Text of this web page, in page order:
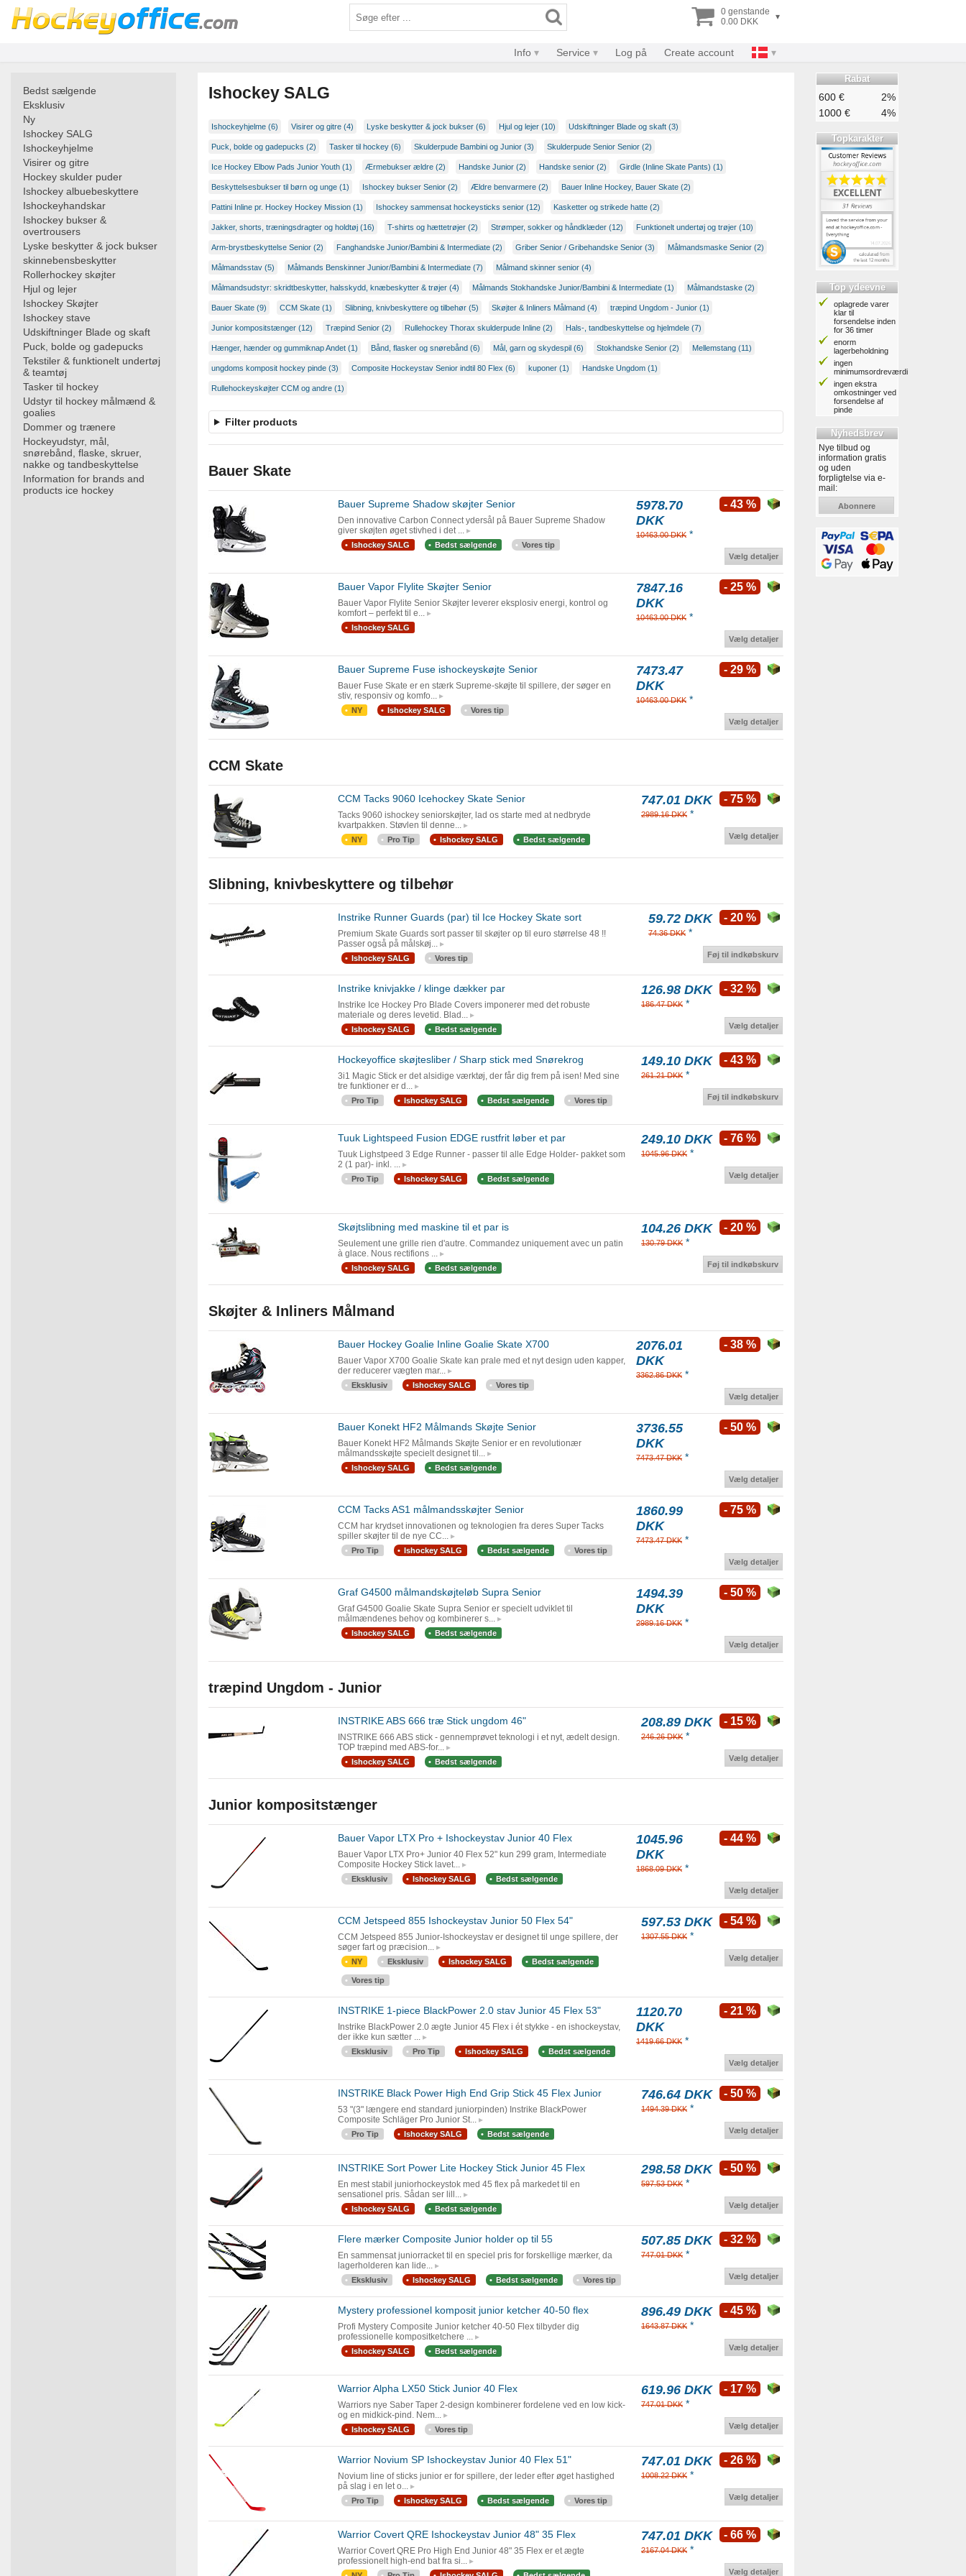
0 genstande
0.00 DKK
▾
Info Service Log på Create account
Bedst sælgende
Eksklusiv
Ny
Ishockey SALG
Ishockeyhjelme
Visirer og gitre
Hockey skulder puder
Ishockey albuebeskyttere
Ishockeyhandskar
Ishockey bukser &
overtrousers
Lyske beskytter & jock bukser
skinnebensbeskytter
Rollerhockey skøjter
Hjul og lejer
Ishockey Skøjter
Ishockey stave
Udskiftninger Blade og skaft
Puck, bolde og gadepucks
Tekstiler & funktionelt undertøj
& teamtøj
Tasker til hockey
Udstyr til hockey målmænd &
goalies
Dommer og trænere
Hockeyudstyr, mål,
snørebånd, flaske, skruer,
nakke og tandbeskyttelse
Information for brands and
products ice hockey
Ishockey SALG
Ishockeyhjelme (6) Visirer og gitre (4) Lyske beskytter & jock bukser (6) Hjul og lejer (10) Udskiftninger Blade og skaft (3)
Puck, bolde og gadepucks (2) Tasker til hockey (6) Skulderpude Bambini og Junior (3) Skulderpude Senior Senior (2)
Ice Hockey Elbow Pads Junior Youth (1) Ærmebukser ældre (2) Handske Junior (2) Handske senior (2) Girdle (Inline Skate Pants) (1)
Beskyttelsesbukser til børn og unge (1) Ishockey bukser Senior (2) Ældre benvarmere (2) Bauer Inline Hockey, Bauer Skate (2)
Pattini Inline pr. Hockey Hockey Mission (1) Ishockey sammensat hockeysticks senior (12) Kasketter og strikede hatte (2)
Jakker, shorts, træningsdragter og holdtøj (16) T-shirts og hættetrøjer (2) Strømper, sokker og håndklæder (12) Funktionelt undertøj og trøjer (10)
Arm-brystbeskyttelse Senior (2) Fanghandske Junior/Bambini & Intermediate (2) Griber Senior / Gribehandske Senior (3) Målmandsmaske Senior (2)
Målmandsstav (5) Målmands Benskinner Junior/Bambini & Intermediate (7) Målmand skinner senior (4)
Målmandsudstyr: skridtbeskytter, halsskydd, knæbeskytter & trøjer (4) Målmands Stokhandske Junior/Bambini & Intermediate (1) Målmandstaske (2)
Bauer Skate (9) CCM Skate (1) Slibning, knivbeskyttere og tilbehør (5) Skøjter & Inliners Målmand (4) træpind Ungdom - Junior (1)
Junior kompositstænger (12) Træpind Senior (2) Rullehockey Thorax skulderpude Inline (2) Hals-, tandbeskyttelse og hjelmdele (7)
Hænger, hænder og gummiknap Andet (1) Bånd, flasker og snørebånd (6) Mål, garn og skydespil (6) Stokhandske Senior (2) Mellemstang (11)
ungdoms komposit hockey pinde (3) Composite Hockeystav Senior indtil 80 Flex (6) kuponer (1) Handske Ungdom (1)
Rullehockeyskøjter CCM og andre (1)
Filter products
Bauer Skate
Bauer Supreme Shadow skøjter Senior
Den innovative Carbon Connect ydersål på Bauer Supreme Shadow
giver skøjten øget stivhed i det ...
Ishockey SALG Bedst sælgende Vores tip
5978.70
DKK
10463.00 DKK *
- 43 %
Vælg detaljer
Bauer Vapor Flylite Skøjter Senior
Bauer Vapor Flylite Senior Skøjter leverer eksplosiv energi, kontrol og
komfort – perfekt til e...
Ishockey SALG
7847.16
DKK
10463.00 DKK *
- 25 %
Vælg detaljer
Bauer Supreme Fuse ishockeyskøjte Senior
Bauer Fuse Skate er en stærk Supreme-skøjte til spillere, der søger en
stiv, responsiv og komfo...
NY Ishockey SALG Vores tip
7473.47
DKK
10463.00 DKK *
- 29 %
Vælg detaljer
CCM Skate
CCM Tacks 9060 Icehockey Skate Senior
Tacks 9060 ishockey seniorskøjter, lad os starte med at nedbryde
kvartpakken. Støvlen til denne...
NY Pro Tip Ishockey SALG Bedst sælgende
747.01 DKK
2989.16 DKK *
- 75 %
Vælg detaljer
Slibning, knivbeskyttere og tilbehør
Instrike Runner Guards (par) til Ice Hockey Skate sort
Premium Skate Guards sort passer til skøjter op til euro størrelse 48 !!
Passer også på målskøj...
Ishockey SALG Vores tip
59.72 DKK
74.36 DKK *
- 20 %
Føj til indkøbskurv
Instrike knivjakke / klinge dækker par
Instrike Ice Hockey Pro Blade Covers imponerer med det robuste
materiale og deres levetid. Blad...
Ishockey SALG Bedst sælgende
126.98 DKK
186.47 DKK *
- 32 %
Vælg detaljer
Hockeyoffice skøjtesliber / Sharp stick med Snørekrog
3i1 Magic Stick er det alsidige værktøj, der får dig frem på isen! Med sine
tre funktioner er d...
Pro Tip Ishockey SALG Bedst sælgende Vores tip
149.10 DKK
261.21 DKK *
- 43 %
Føj til indkøbskurv
Tuuk Lightspeed Fusion EDGE rustfrit løber et par
Tuuk Lighstpeed 3 Edge Runner - passer til alle Edge Holder- pakket som
2 (1 par)- inkl. ...
Pro Tip Ishockey SALG Bedst sælgende
249.10 DKK
1045.96 DKK *
- 76 %
Vælg detaljer
Skøjtslibning med maskine til et par is
Seulement une grille rien d'autre. Commandez uniquement avec un patin
à glace. Nous rectifions ...
Ishockey SALG Bedst sælgende
104.26 DKK
130.79 DKK *
- 20 %
Føj til indkøbskurv
Skøjter & Inliners Målmand
Bauer Hockey Goalie Inline Goalie Skate X700
Bauer Vapor X700 Goalie Skate kan prale med et nyt design uden kapper,
der reducerer vægten mar...
Eksklusiv Ishockey SALG Vores tip
2076.01
DKK
3362.86 DKK *
- 38 %
Vælg detaljer
Bauer Konekt HF2 Målmands Skøjte Senior
Bauer Konekt HF2 Målmands Skøjte Senior er en revolutionær
målmandsskøjte specielt designet til...
Ishockey SALG Bedst sælgende
3736.55
DKK
7473.47 DKK *
- 50 %
Vælg detaljer
CCM Tacks AS1 målmandsskøjter Senior
CCM har krydset innovationen og teknologien fra deres Super Tacks
spiller skøjter til de nye CC...
Pro Tip Ishockey SALG Bedst sælgende Vores tip
1860.99
DKK
7473.47 DKK *
- 75 %
Vælg detaljer
Graf G4500 målmandskøjteløb Supra Senior
Graf G4500 Goalie Skate Supra Senior er specielt udviklet til
målmændenes behov og kombinerer s...
Ishockey SALG Bedst sælgende
1494.39
DKK
2989.16 DKK *
- 50 %
Vælg detaljer
træpind Ungdom - Junior
INSTRIKE ABS 666 træ Stick ungdom 46"
INSTRIKE 666 ABS stick - gennemprøvet teknologi i et nyt, ædelt design.
TOP træpind med ABS-for...
Ishockey SALG Bedst sælgende
208.89 DKK
246.26 DKK *
- 15 %
Vælg detaljer
Junior kompositstænger
Bauer Vapor LTX Pro + Ishockeystav Junior 40 Flex
Bauer Vapor LTX Pro+ Junior 40 Flex 52" kun 299 gram, Intermediate
Composite Hockey Stick lavet...
Eksklusiv Ishockey SALG Bedst sælgende
1045.96
DKK
1868.09 DKK *
- 44 %
Vælg detaljer
CCM Jetspeed 855 Ishockeystav Junior 50 Flex 54"
CCM Jetspeed 855 Junior-Ishockeystav er designet til unge spillere, der
søger fart og præcision...
NY Eksklusiv Ishockey SALG Bedst sælgende
Vores tip
597.53 DKK
1307.55 DKK *
- 54 %
Vælg detaljer
INSTRIKE 1-piece BlackPower 2.0 stav Junior 45 Flex 53"
Instrike BlackPower 2.0 ægte Junior 45 Flex i ét stykke - en ishockeystav,
der ikke kun sætter ...
Eksklusiv Pro Tip Ishockey SALG Bedst sælgende
1120.70
DKK
1419.66 DKK *
- 21 %
Vælg detaljer
INSTRIKE Black Power High End Grip Stick 45 Flex Junior
53 "(3" længere end standard juniorpinden) Instrike BlackPower
Composite Schläger Pro Junior St...
Pro Tip Ishockey SALG Bedst sælgende
746.64 DKK
1494.39 DKK *
- 50 %
Vælg detaljer
INSTRIKE Sort Power Lite Hockey Stick Junior 45 Flex
En mest stabil juniorhockeystok med 45 flex på markedet til en
sensationel pris. Sådan ser lill...
Ishockey SALG Bedst sælgende
298.58 DKK
597.53 DKK *
- 50 %
Vælg detaljer
Flere mærker Composite Junior holder op til 55
En sammensat juniorracket til en speciel pris for forskellige mærker, da
lagerholderen kan lide...
Eksklusiv Ishockey SALG Bedst sælgende Vores tip
507.85 DKK
747.01 DKK *
- 32 %
Vælg detaljer
Mystery professionel komposit junior ketcher 40-50 flex
Profi Mystery Composite Junior ketcher 40-50 Flex tilbyder dig
professionelle kompositketchere ...
Ishockey SALG Bedst sælgende
896.49 DKK
1643.87 DKK *
- 45 %
Vælg detaljer
Warrior Alpha LX50 Stick Junior 40 Flex
Warriors nye Saber Taper 2-design kombinerer fordelene ved en low kick-
og en midkick-pind. Nem...
Ishockey SALG Vores tip
619.96 DKK
747.01 DKK *
- 17 %
Vælg detaljer
Warrior Novium SP Ishockeystav Junior 40 Flex 51"
Novium line of sticks junior er for spillere, der leder efter øget hastighed
på slag i en let o...
Pro Tip Ishockey SALG Bedst sælgende Vores tip
747.01 DKK
1008.22 DKK *
- 26 %
Vælg detaljer
Warrior Covert QRE Ishockeystav Junior 48" 35 Flex
Warrior Covert QRE Pro High End Junior 48" 35 Flex er et ægte
professionelt high-end bat fra si...
747.01 DKK
2167.04 DKK *
- 66 %
Vælg detaljer
Rabat
600 €
2%
1000 €
4%
Topkarakter
Top ydeevne
oplagrede varer
klar til
forsendelse inden
for 36 timer
enorm
lagerbeholdning
ingen
minimumsordreværdi
ingen ekstra
omkostninger ved
forsendelse af
pinde
Nyhedsbrev
Nye tilbud og
information gratis
og uden
forpligtelse via e-
mail:
Abonnere